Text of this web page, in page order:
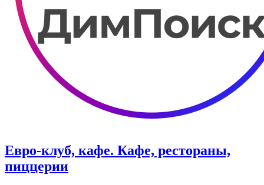
Евро-клуб, кафе. Кафе, рестораны,
пиццерии